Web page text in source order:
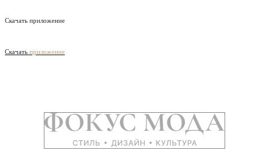
Скачать приложение
Скачать приложение